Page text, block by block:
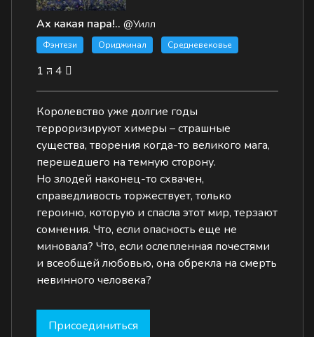
Ах какая пара!.. @Уилл
Фэнтези Ориджинал Средневековье
1 4
Королевство уже долгие годы
терроризируют химеры – страшные
существа, творения когда-то великого мага,
перешедшего на темную сторону.
Но злодей наконец-то схвачен,
справедливость торжествует, только
героиню, которую и спасла этот мир, терзают
сомнения. Что, если опасность еще не
миновала? Что, если ослепленная почестями
и всеобщей любовью, она обрекла на смерть
невинного человека?
Присоединиться